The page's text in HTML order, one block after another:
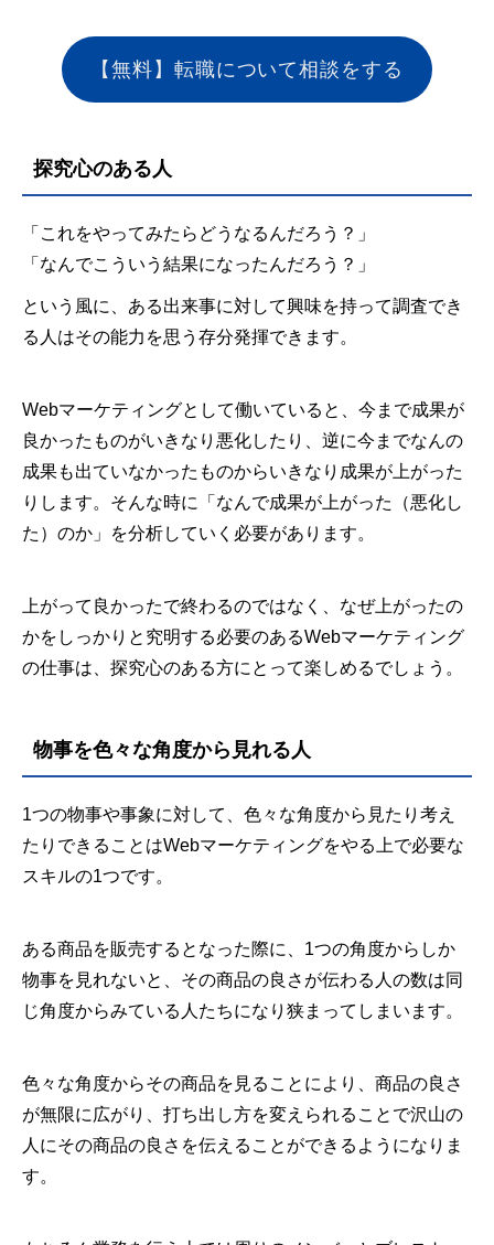
【無料】転職について相談をする
探究心のある人
「これをやってみたらどうなるんだろう？」
「なんでこういう結果になったんだろう？」
という風に、ある出来事に対して興味を持って調査でき
る人はその能力を思う存分発揮できます。
Webマーケティングとして働いていると、今まで成果が
良かったものがいきなり悪化したり、逆に今までなんの
成果も出ていなかったものからいきなり成果が上がった
りします。そんな時に「なんで成果が上がった（悪化し
た）のか」を分析していく必要があります。
上がって良かったで終わるのではなく、なぜ上がったの
かをしっかりと究明する必要のあるWebマーケティング
の仕事は、探究心のある方にとって楽しめるでしょう。
物事を色々な角度から見れる人
1つの物事や事象に対して、色々な角度から見たり考え
たりできることはWebマーケティングをやる上で必要な
スキルの1つです。
ある商品を販売するとなった際に、1つの角度からしか
物事を見れないと、その商品の良さが伝わる人の数は同
じ角度からみている人たちになり狭まってしまいます。
色々な角度からその商品を見ることにより、商品の良さ
が無限に広がり、打ち出し方を変えられることで沢山の
人にその商品の良さを伝えることができるようになりま
す。